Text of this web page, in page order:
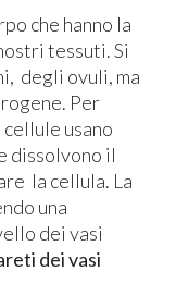
che hanno la
tessuti. Si
degli ovuli, ma
Per
usano
dissolvono il
la cellula. La
una
dei vasi
dei vasi